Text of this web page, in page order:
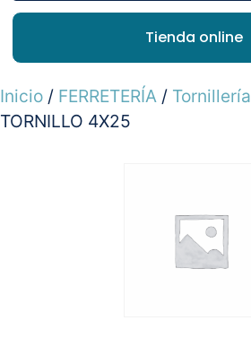
Tienda online
Inicio / FERRETERÍA / Tornillería
TORNILLO 4X25